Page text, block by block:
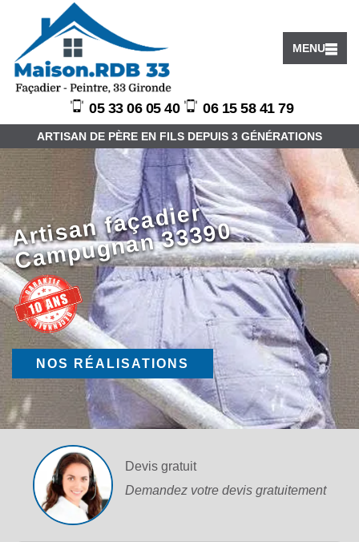
MENU
05 33 06 05 40 06 15 58 41 79
ARTISAN DE PÈRE EN FILS DEPUIS 3 GÉNÉRATIONS
Arti
s
a
n f
a
ç
a
di
er
C
a
m
p
u
g
n
a
n
3
3
3
9
0
NOS RÉALISATIONS
Devis gratuit
Demandez votre devis gratuitement